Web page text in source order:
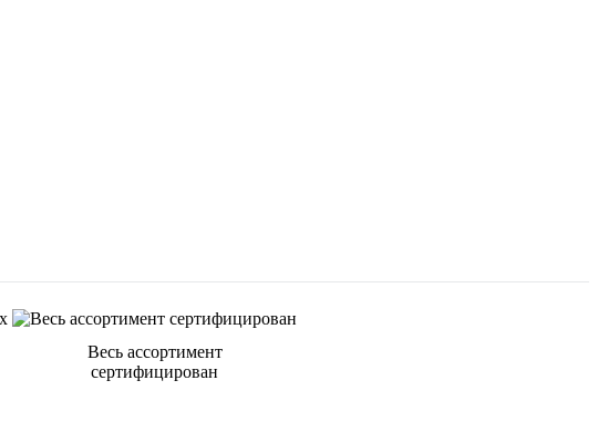
Весь ассортимент
сертифицирован